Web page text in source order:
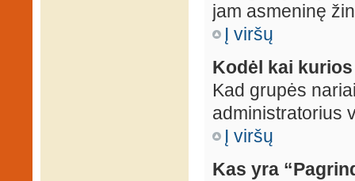
jam asmeninę
Į viršų
Kodėl kai
Kad grupės
administratorius
Į viršų
Kas yra